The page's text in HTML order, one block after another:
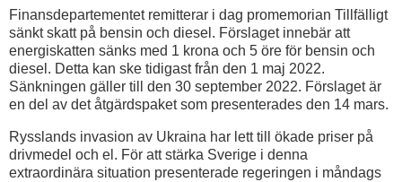
Finansdepartementet remitterar i dag promemorian Tillfälligt
sänkt skatt på bensin och diesel. Förslaget innebär att
energiskatten sänks med 1 krona och 5 öre för bensin och
diesel. Detta kan ske tidigast från den 1 maj 2022.
Sänkningen gäller till den 30 september 2022. Förslaget är
en del av det åtgärdspaket som presenterades den 14 mars.
Rysslands invasion av Ukraina har lett till ökade priser på
drivmedel och el. För att stärka Sverige i denna
extraordinära situation presenterade regeringen i måndags